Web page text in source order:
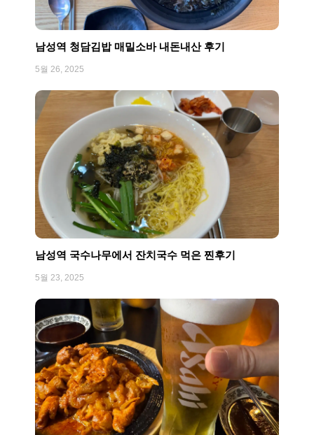
남성역 청담김밥 매밀소바 내돈내산 후기
5월 26, 2025
남성역 국수나무에서 잔치국수 먹은 찐후기
5월 23, 2025